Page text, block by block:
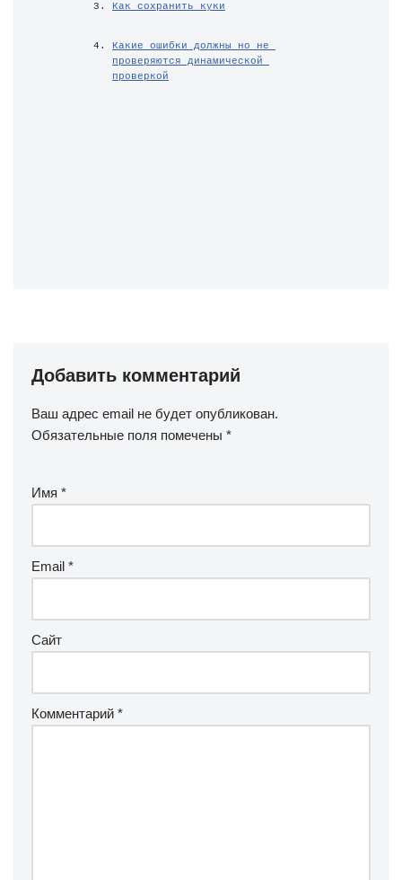
Как сохранить куки
Какие ошибки должны но не
проверяются динамической
проверкой
Добавить комментарий
Ваш адрес email не будет опубликован.
Обязательные поля помечены *
Имя *
Email *
Сайт
Комментарий *